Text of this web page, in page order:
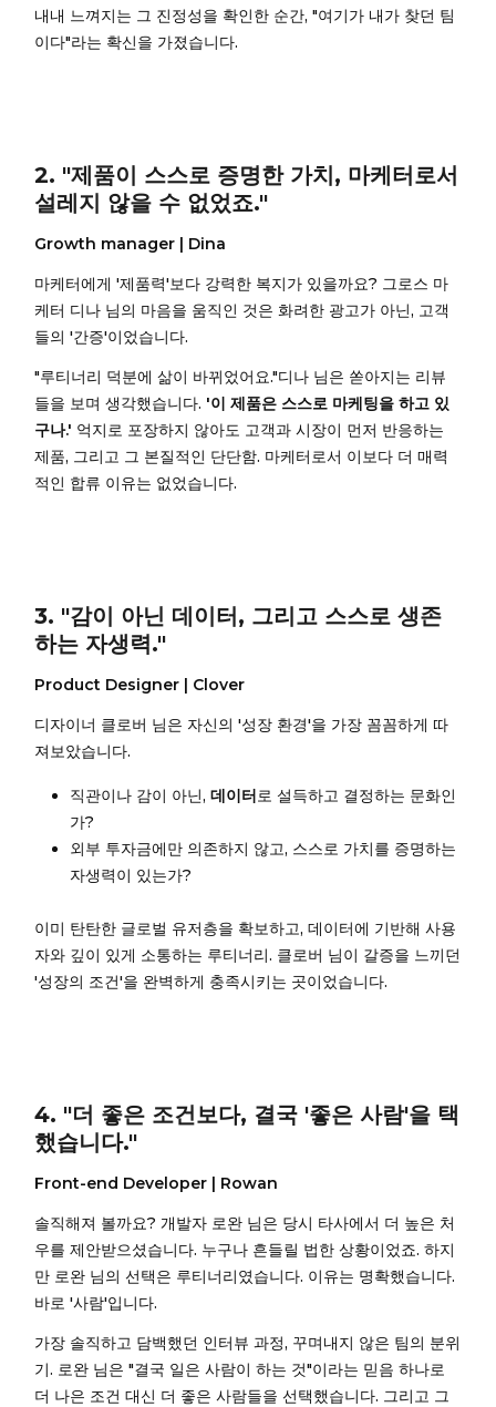
내내 느껴지는 그 진정성을 확인한 순간, "여기가 내가 찾던 팀
이다"라는 확신을 가졌습니다.
2. "제품이 스스로 증명한 가치, 마케터로서
설레지 않을 수 없었죠."
Growth manager | Dina
마케터에게 '제품력'보다 강력한 복지가 있을까요? 그로스 마
케터 디나 님의 마음을 움직인 것은 화려한 광고가 아닌, 고객
들의 '간증'이었습니다.
"루티너리 덕분에 삶이 바뀌었어요."디나 님은 쏟아지는 리뷰
들을 보며 생각했습니다. '이 제품은 스스로 마케팅을 하고 있
구나.' 억지로 포장하지 않아도 고객과 시장이 먼저 반응하는
제품, 그리고 그 본질적인 단단함. 마케터로서 이보다 더 매력
적인 합류 이유는 없었습니다.
3. "감이 아닌 데이터, 그리고 스스로 생존
하는 자생력."
Product Designer | Clover
디자이너 클로버 님은 자신의 '성장 환경'을 가장 꼼꼼하게 따
져보았습니다.
직관이나 감이 아닌,데이터로 설득하고 결정하는 문화인
가?
외부 투자금에만 의존하지 않고, 스스로 가치를 증명하는
자생력이 있는가?
이미 탄탄한 글로벌 유저층을 확보하고, 데이터에 기반해 사용
자와 깊이 있게 소통하는 루티너리. 클로버 님이 갈증을 느끼던
'성장의 조건'을 완벽하게 충족시키는 곳이었습니다.
4. "더 좋은 조건보다, 결국 '좋은 사람'을 택
했습니다."
Front-end Developer | Rowan
솔직해져 볼까요? 개발자 로완 님은 당시 타사에서 더 높은 처
우를 제안받으셨습니다. 누구나 흔들릴 법한 상황이었죠. 하지
만 로완 님의 선택은 루티너리였습니다. 이유는 명확했습니다.
바로 '사람'입니다.
가장 솔직하고 담백했던 인터뷰 과정, 꾸며내지 않은 팀의 분위
기. 로완 님은 "결국 일은 사람이 하는 것"이라는 믿음 하나로
더 나은 조건 대신 더 좋은 사람들을 선택했습니다. 그리고 그